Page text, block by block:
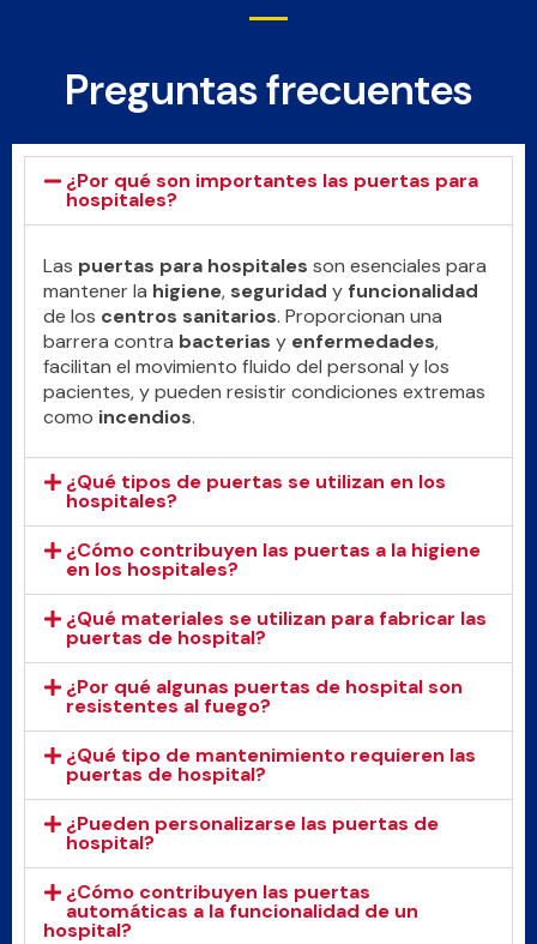
Preguntas frecuentes
¿Por qué son importantes las puertas para
hospitales?
Las puertas para hospitales son esenciales para
mantener la higiene, seguridad y funcionalidad
de los centros sanitarios. Proporcionan una
barrera contra bacterias y enfermedades,
facilitan el movimiento fluido del personal y los
pacientes, y pueden resistir condiciones extremas
como incendios.
¿Qué tipos de puertas se utilizan en los
hospitales?
¿Cómo contribuyen las puertas a la higiene
en los hospitales?
¿Qué materiales se utilizan para fabricar las
puertas de hospital?
¿Por qué algunas puertas de hospital son
resistentes al fuego?
¿Qué tipo de mantenimiento requieren las
puertas de hospital?
¿Pueden personalizarse las puertas de
hospital?
¿Cómo contribuyen las puertas
automáticas a la funcionalidad de un
hospital?